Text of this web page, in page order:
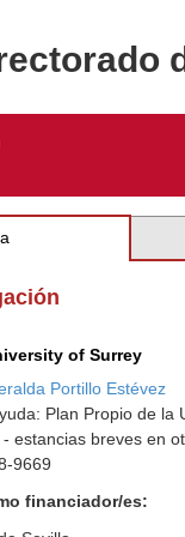
of Surrey
Portillo Estévez
Plan Propio de la
estancias breves en
9669
financiador/es: